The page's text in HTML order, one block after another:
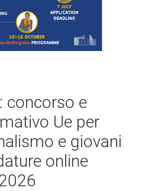
concorso e
Ue per
e giovani
online